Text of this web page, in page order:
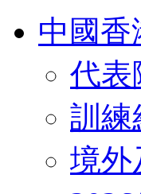
中國香
代表
訓練
境外